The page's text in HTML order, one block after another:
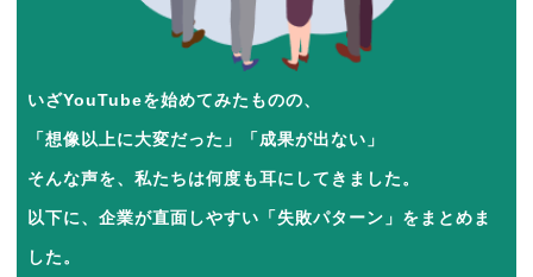
いざYouTubeを始めてみたものの、
「想像以上に大変だった」「成果が出ない」
そんな声を、私たちは何度も耳にしてきました。
以下に、企業が直面しやすい「失敗パターン」をまとめま
した。